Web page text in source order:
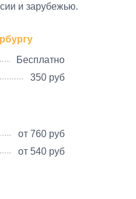
и зарубежью.
Бесплатно
350 руб
от 760 руб
от 540 руб